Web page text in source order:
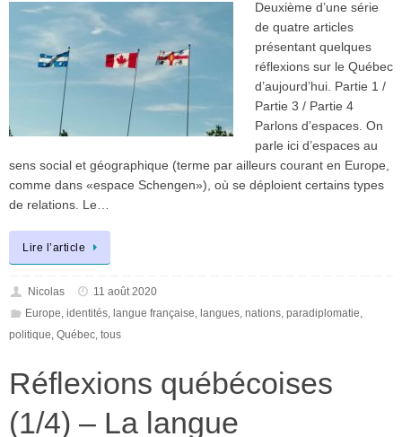
Deuxième d’une série
de quatre articles
présentant quelques
réflexions sur le Québec
d’aujourd’hui. Partie 1 /
Partie 3 / Partie 4
Parlons d’espaces. On
parle ici d’espaces au
sens social et géographique (terme par ailleurs courant en Europe,
comme dans «espace Schengen»), où se déploient certains types
de relations. Le…
Lire l’article
Nicolas
11 août 2020
Europe, identités, langue française, langues, nations, paradiplomatie,
politique, Québec, tous
Réflexions québécoises
(1/4) – La langue